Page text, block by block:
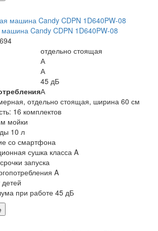
Candy CDPN 1D640PW-08
отдельно стоящая
А
А
45 дБ
А
отдельно стоящая, ширина 60 см
16 комплектов
мойки
10 л
со смартфона
сушка класса A
запуска
A
при работе 45 дБ